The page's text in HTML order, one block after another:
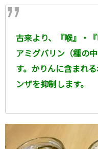
古来より、『喉』・
アミグバリン（種の
す。かりんに含まれ
ンザを抑制します。